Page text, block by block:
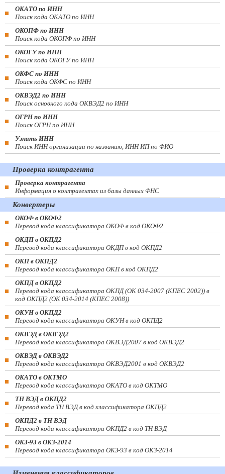
ОКАТО по ИНН
Поиск кода ОКАТО по ИНН
ОКОПФ по ИНН
Поиск кода ОКОПФ по ИНН
ОКОГУ по ИНН
Поиск кода ОКОГУ по ИНН
ОКФС по ИНН
Поиск кода ОКФС по ИНН
ОКВЭД2 по ИНН
Поиск основного кода ОКВЭД2 по ИНН
ОГРН по ИНН
Поиск ОГРН по ИНН
Узнать ИНН
Поиск ИНН организации по названию, ИНН ИП по ФИО
Проверка контрагента
Проверка контрагента
Информация о контрагентах из базы данных ФНС
Конвертеры
ОКОФ в ОКОФ2
Перевод кода классификатора ОКОФ в код ОКОФ2
ОКДП в ОКПД2
Перевод кода классификатора ОКДП в код ОКПД2
ОКП в ОКПД2
Перевод кода классификатора ОКП в код ОКПД2
ОКПД в ОКПД2
Перевод кода классификатора ОКПД (ОК 034-2007 (КПЕС 2002)) в
код ОКПД2 (ОК 034-2014 (КПЕС 2008))
ОКУН в ОКПД2
Перевод кода классификатора ОКУН в код ОКПД2
ОКВЭД в ОКВЭД2
Перевод кода классификатора ОКВЭД2007 в код ОКВЭД2
ОКВЭД в ОКВЭД2
Перевод кода классификатора ОКВЭД2001 в код ОКВЭД2
ОКАТО в ОКТМО
Перевод кода классификатора ОКАТО в код ОКТМО
ТН ВЭД в ОКПД2
Перевод кода ТН ВЭД в код классификатора ОКПД2
ОКПД2 в ТН ВЭД
Перевод кода классификатора ОКПД2 в код ТН ВЭД
ОКЗ-93 в ОКЗ-2014
Перевод кода классификатора ОКЗ-93 в код ОКЗ-2014